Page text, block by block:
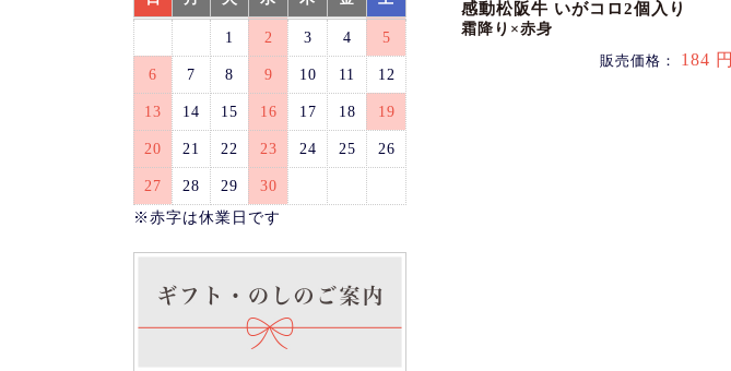
感動松阪牛 いがコロ2個入り
霜降り×赤身
販売価格： 184 円
1 2 3 4 5
6 7 8 9 10 11 12
13 14 15 16 17 18 19
20 21 22 23 24 25 26
27 28 29
30
※赤字は休業日です